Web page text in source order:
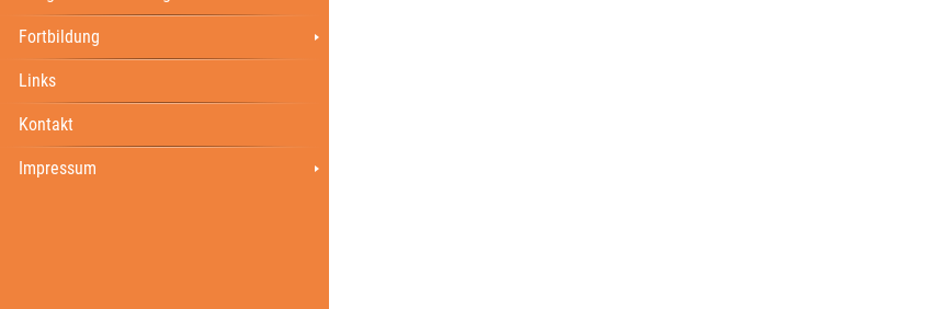
Fortbildung
Links
Kontakt
Impressum